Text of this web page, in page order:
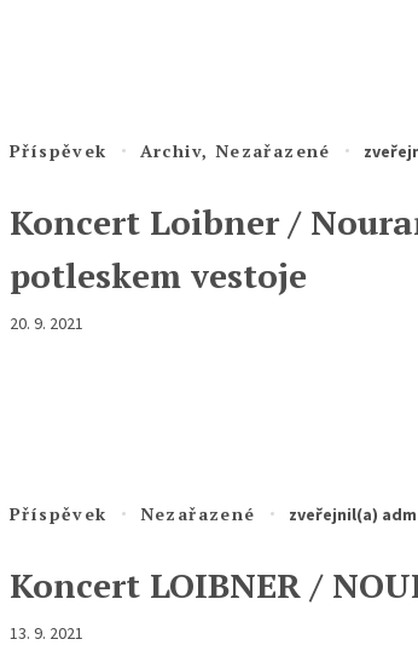
Příspěvek Archiv, Nezařazené
Koncert Loibner /
potleskem vestoje
20. 9. 2021
Příspěvek Nezařazené zveřejnil(a)
Koncert LOIBNER /
13. 9. 2021